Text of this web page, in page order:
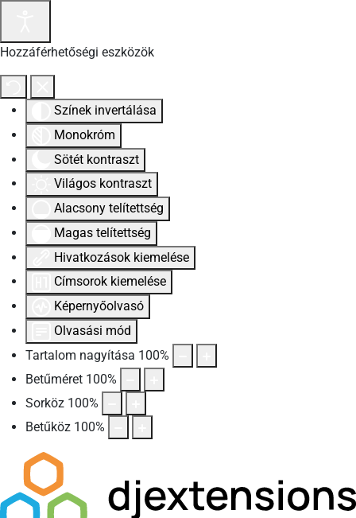
Hozzáférhetőségi eszközök
Színek invertálása
Monokróm
Sötét kontraszt
Világos kontraszt
Alacsony telítettség
Magas telítettség
Hivatkozások kiemelése
Címsorok kiemelése
Képernyőolvasó
Olvasási mód
Tartalom nagyítása 100%
Betűméret 100%
Sorköz 100%
Betűköz 100%